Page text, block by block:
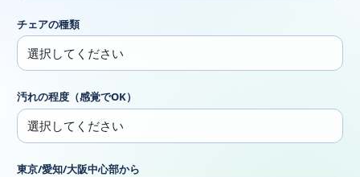
チェアの種類
汚れの程度（感覚でOK）
東京/愛知/大阪中心部から